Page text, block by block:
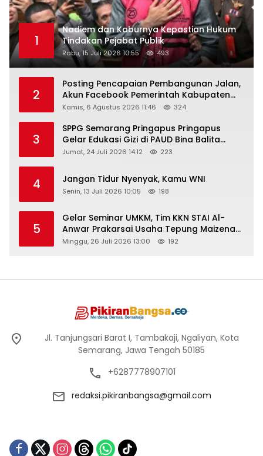
1
Nadiem dan Kaburnya Kepastian Hukum
Tindakan Pejabat Publik
Rabu, 15 Juli 2026 10:55 493
2
Posting Pencapaian Pembangunan Jalan,
Akun Facebook Pemerintah Kabupaten
Rembang “Dirujak” Warganet
Kamis, 6 Agustus 2026 11:46 324
3
SPPG Semarang Pringapus Pringapus
Gelar Edukasi Gizi di PAUD Bina Balita
Peringati Hari Anak Nasional 2026
Jumat, 24 Juli 2026 14:12 223
4 Jangan Tidur Nyenyak, Kamu WNI
Senin, 13 Juli 2026 10:05 198
5
Gelar Seminar UMKM, Tim KKN STAI Al-
Anwar Prakarsai Usaha Tepung Maizena
di Logung
Minggu, 26 Juli 2026 13:00 192
Jl. Tanjungsari Barat I, Tambakaji, Ngaliyan, Kota
Semarang, Jawa Tengah 50185
+6287778907101
redaksi.pikiranbangsa@gmail.com